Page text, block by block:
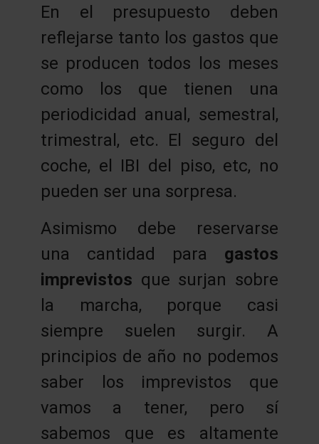
En el presupuesto deben
reflejarse tanto los gastos que
se producen todos los meses
como los que tienen una
periodicidad anual, semestral,
trimestral, etc. El seguro del
coche, el IBI del piso, etc, no
pueden ser una sorpresa.
Asimismo debe reservarse
una cantidad para gastos
imprevistos que surjan sobre
la marcha, porque casi
siempre suelen surgir. A
principios de año no podemos
saber los imprevistos que
vamos a tener, pero sí
sabemos que es altamente